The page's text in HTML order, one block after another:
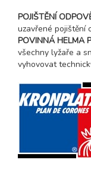
POJIŠTĚNÍ
uzavřené pojištění
POVINNÁ HELMA
všechny lyžaře a
vyhovovat